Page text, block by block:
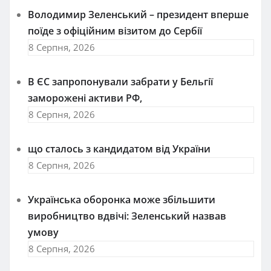
Володимир Зеленський – президент вперше
поїде з офіційним візитом до Сербії
8 Серпня, 2026
В ЄС запропонували забрати у Бельгії
заморожені активи РФ,
8 Серпня, 2026
що сталось з кандидатом від України
8 Серпня, 2026
Українська оборонка може збільшити
виробництво вдвічі: Зеленський назвав
умову
8 Серпня, 2026